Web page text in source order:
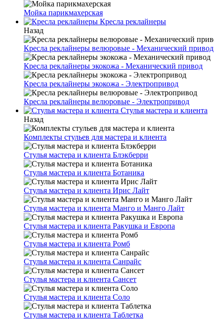
Мойка парикмахерская
Кресла реклайнеры
Назад
Кресла реклайнеры велюровые - Механический привод
Кресла реклайнеры экокожа - Механический привод
Кресла реклайнеры экокожа - Электропривод
Кресла реклайнеры велюровые - Электропривод
Стулья мастера и клиента
Назад
Комплекты стульев для мастера и клиента
Стулья мастера и клиента Блэкберри
Стулья мастера и клиента Ботаника
Стулья мастера и клиента Ирис Лайт
Стулья мастера и клиента Манго и Манго Лайт
Стулья мастера и клиента Ракушка и Европа
Стулья мастера и клиента Ромб
Стулья мастера и клиента Санрайс
Стулья мастера и клиента Сансет
Стулья мастера и клиента Соло
Стулья мастера и клиента Таблетка